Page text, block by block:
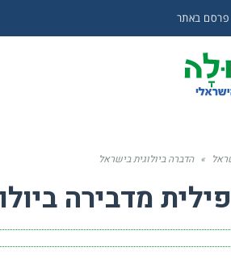
פרסם באתר
» הדברה ביולוגית בישראל
מדבירה